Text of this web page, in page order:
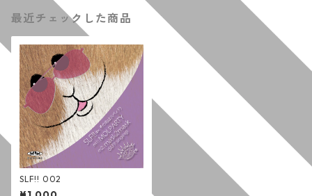
最近チェックした商品
SLF!! 002